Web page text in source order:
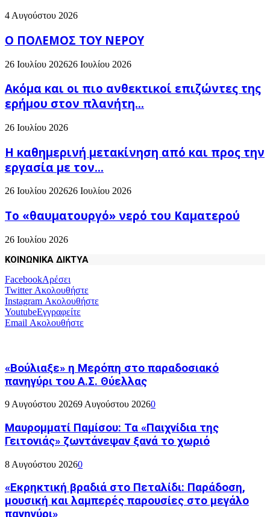
4 Αυγούστου 2026
Ο ΠΟΛΕΜΟΣ ΤΟΥ ΝΕΡΟΥ
26 Ιουλίου 202626 Ιουλίου 2026
Ακόμα και οι πιο ανθεκτικοί επιζώντες της
ερήμου στον πλανήτη...
26 Ιουλίου 2026
H καθημερινή μετακίνηση από και προς την
εργασία με τον...
26 Ιουλίου 202626 Ιουλίου 2026
Το «θαυματουργό» νερό του Καματερού
26 Ιουλίου 2026
ΚΟΙΝΩΝΙΚΑ ΔΙΚΤΥΑ
FacebookΑρέσει
TwitterΑκολουθήστε
Instagram Ακολουθήστε
YoutubeΕγγραφείτε
Email Ακολουθήστε
«Βούλιαξε» η Μερόπη στο παραδοσιακό
πανηγύρι του Α.Σ. Θύελλας
9 Αυγούστου 20269 Αυγούστου 20260
Μαυρομματί Παμίσου: Τα «Παιχνίδια της
Γειτονιάς» ζωντάνεψαν ξανά το χωριό
8 Αυγούστου 20260
«Εκρηκτική βραδιά στο Πεταλίδι: Παράδοση,
μουσική και λαμπερές παρουσίες στο μεγάλο
πανηγύρι»